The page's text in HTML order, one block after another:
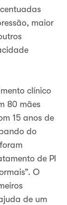
maior
clínico
80 mães
15 anos de
do
de PI
O
de um